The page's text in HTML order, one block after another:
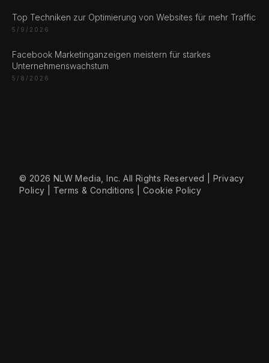
Top Techniken zur Optimierung von Websites für mehr Traffic
5/9/2026
Facebook Marketinganzeigen meistern für starkes
Unternehmenswachstum
5/8/2026
Bosan i Hercegovina
Engert & Richter GbR Hauptstr 117
© 2026 NLW Media, Inc. All Rights Reserved |Privacy
Policy
Terms & Conditions |Cookie Policy